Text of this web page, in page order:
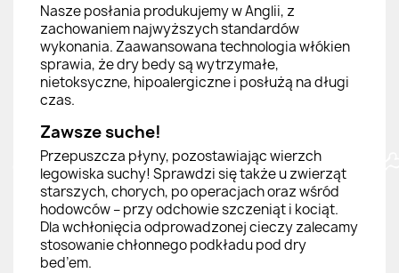
Nasze posłania produkujemy w Anglii, z
zachowaniem najwyższych standardów
wykonania. Zaawansowana technologia włókien
sprawia, że dry bedy są wytrzymałe,
nietoksyczne, hipoalergiczne i posłużą na długi
czas.
Zawsze suche!
Przepuszcza płyny, pozostawiając wierzch
legowiska suchy! Sprawdzi się także u zwierząt
starszych, chorych, po operacjach oraz wśród
hodowców – przy odchowie szczeniąt i kociąt.
Dla wchłonięcia odprowadzonej cieczy zalecamy
stosowanie chłonnego podkładu pod dry
bed’em.